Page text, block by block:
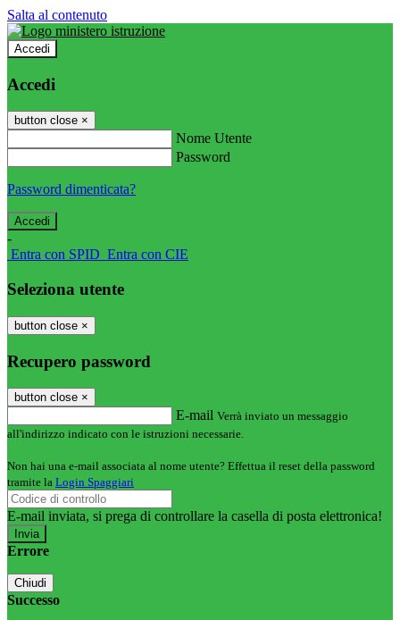
Salta al contenuto
Accedi
Accedi
button close ×
Nome Utente
Password
Password dimenticata?
-
Entra con SPID Entra con CIE
Seleziona utente
button close ×
Recupero password
button close ×
E-mail Verrà inviato un messaggio
all'indirizzo indicato con le istruzioni necessarie.
Non hai una e-mail associata al nome utente? Effettua il reset della password
tramite la Login Spaggiari
E-mail inviata, si prega di controllare la casella di posta elettronica!
Errore
Chiudi
Successo